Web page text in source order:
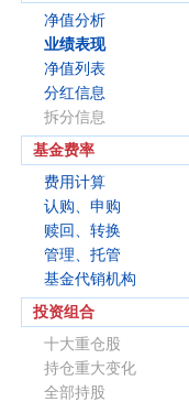
净值分析
业绩表现
净值列表
分红信息
拆分信息
基金费率
费用计算
认购、申购
赎回、转换
管理、托管
基金代销机构
投资组合
十大重仓股
持仓重大变化
全部持股